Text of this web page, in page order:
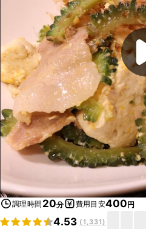
調理時間 20分 費用目安400円
4.53 (1,331)